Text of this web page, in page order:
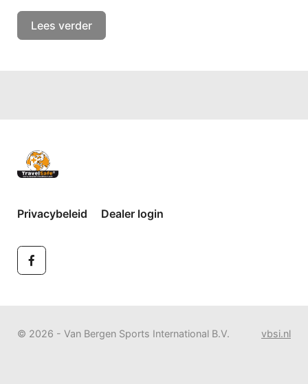
Lees verder
Privacybeleid Dealer login
© 2026 - Van Bergen Sports International B.V. vbsi.nl